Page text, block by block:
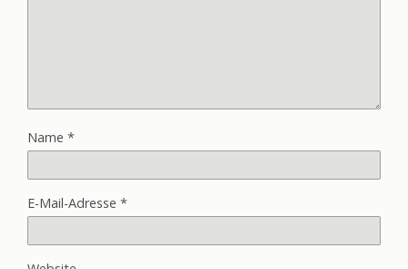
Name *
E-Mail-Adresse *